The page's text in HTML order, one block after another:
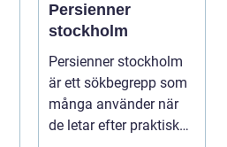
Persienner
stockholm
Persienner stockholm
är ett sökbegrepp som
många använder när
de letar efter praktiska